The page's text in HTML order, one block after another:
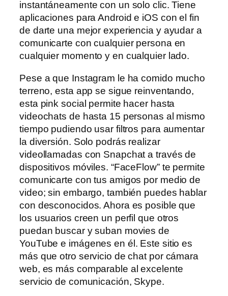
instantáneamente con un solo clic. Tiene
aplicaciones para Android e iOS con el fin
de darte una mejor experiencia y ayudar a
comunicarte con cualquier persona en
cualquier momento y en cualquier lado.
Pese a que Instagram le ha comido mucho
terreno, esta app se sigue reinventando,
esta pink social permite hacer hasta
videochats de hasta 15 personas al mismo
tiempo pudiendo usar filtros para aumentar
la diversión. Solo podrás realizar
videollamadas con Snapchat a través de
dispositivos móviles. “FaceFlow” te permite
comunicarte con tus amigos por medio de
video; sin embargo, también puedes hablar
con desconocidos. Ahora es posible que
los usuarios creen un perfil que otros
puedan buscar y suban movies de
YouTube e imágenes en él. Este sitio es
más que otro servicio de chat por cámara
web, es más comparable al excelente
servicio de comunicación, Skype.